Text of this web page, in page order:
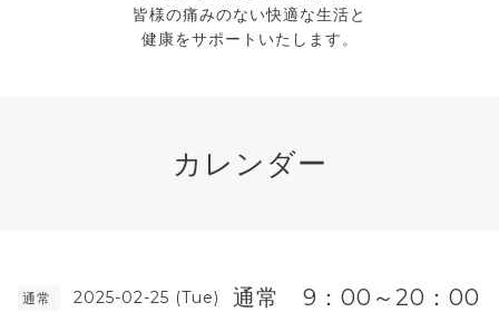
皆様の痛みのない快適な生活と
健康をサポートいたします。
カレンダー
通常 2025-02-25 (Tue) 通常 9：00～20：00